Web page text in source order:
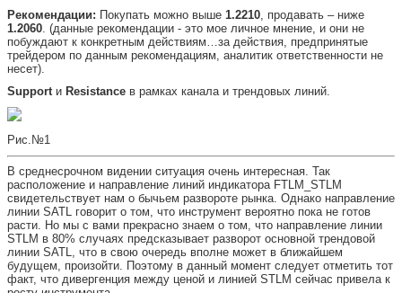
Рекомендации: Покупать можно выше 1.2210, продавать – ниже
1.2060. (данные рекомендации - это мое личное мнение, и они не
побуждают к конкретным действиям…за действия, предпринятые
трейдером по данным рекомендациям, аналитик ответственности не
несет).
Supportи Resistance в рамках канала и трендовых линий.
Рис.№1
В среднесрочном видении ситуация очень интересная. Так
расположение и направление линий индикатора FTLM_STLM
свидетельствует нам о бычьем развороте рынка. Однако направление
линии SATL говорит о том, что инструмент вероятно пока не готов
расти. Но мы с вами прекрасно знаем о том, что направление линии
STLM в 80% случаях предсказывает разворот основной трендовой
линии SATL, что в свою очередь вполне может в ближайшем
будущем, произойти. Поэтому в данный момент следует отметить тот
факт, что дивергенция между ценой и линией STLM сейчас привела к